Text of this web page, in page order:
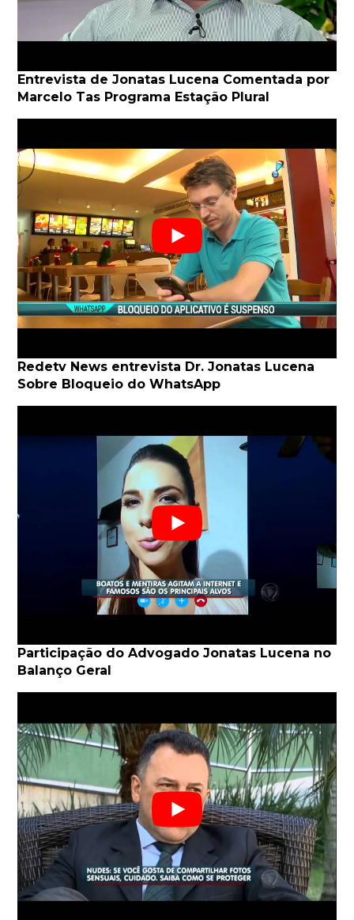
Entrevista de Jonatas Lucena Comentada por
Marcelo Tas Programa Estação Plural
Redetv News entrevista Dr. Jonatas Lucena
Sobre Bloqueio do WhatsApp
Participação do Advogado Jonatas Lucena no
Balanço Geral